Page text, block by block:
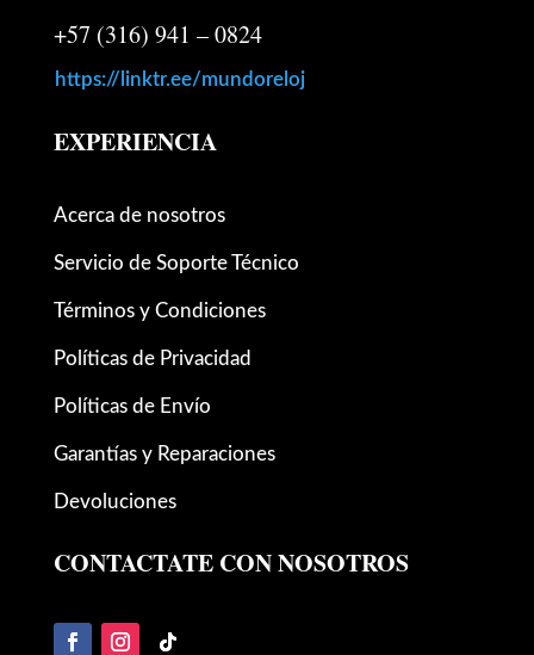
+57 (316) 941 – 0824
https://linktr.ee/mundoreloj
EXPERIENCIA
Acerca de nosotros
Servicio de Soporte Técnico
Términos y Condiciones
Políticas de Privacidad
Políticas de Envío
Garantías y Reparaciones
Devoluciones
CONTACTATE CON NOSOTROS